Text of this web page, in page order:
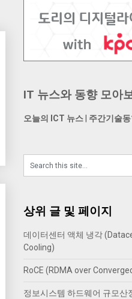
IT 뉴스와 동향 모아
오늘의 ICT 뉴스 주간기술
상위 글 및 페이지
데이터센터 액체 냉각
Cooling)
RoCE (RDMA over
정보시스템 하드웨어 규모산